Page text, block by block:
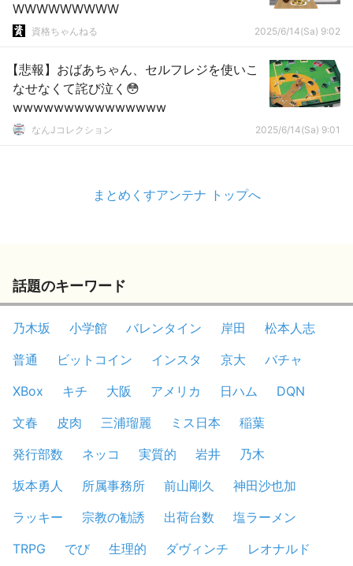
WWWWWWWWW
資格ちゃんねる 2025/6/14(Sa) 9:02
【悲報】おばあちゃん、セルフレジを使いこ
なせなくて詫び泣く😳
wwwwwwwwwwwwwww
なんJコレクション 2025/6/14(Sa) 9:01
まとめくすアンテナ トップへ
話題のキーワード
乃木坂 小学館 バレンタイン 岸田
松本人志
普通
ビットコイン インスタ 京大
バチャ
XBox
キチ 大阪 アメリカ 日ハム
DQN
文春
皮肉 三浦瑠麗 ミス日本
稲葉
発行部数
ネッコ 実質的 岩井
乃木
坂本勇人
所属事務所 前山剛久
神田沙也加
ラッキー
宗教の勧誘 出荷台数
塩ラーメン
TRPG
でび 生理的 ダヴィンチ
レオナルド